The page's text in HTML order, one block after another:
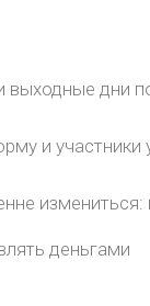
выходные дни
и
деньгами